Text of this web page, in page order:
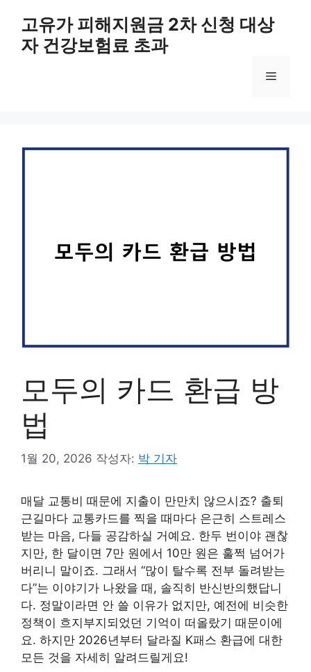
고유가 피해지원금 2차 신청 대상
자 건강보험료 초과
메
모두의 카드 환급 방
법
1월 20, 2026 작성자: 박 기자
매달 교통비 때문에 지출이 만만치 않으시죠? 출퇴
근길마다 교통카드를 찍을 때마다 은근히 스트레스
받는 마음, 다들 공감하실 거예요. 한두 번이야 괜찮
지만, 한 달이면 7만 원에서 10만 원은 훌쩍 넘어가
버리니 말이죠. 그래서 “많이 탈수록 전부 돌려받는
다”는 이야기가 나왔을 때, 솔직히 반신반의했답니
다. 정말이라면 안 쓸 이유가 없지만, 예전에 비슷한
정책이 흐지부지되었던 기억이 떠올랐기 때문이에
요. 하지만 2026년부터 달라질 K패스 환급에 대한
모든 것을 자세히 알려드릴게요!